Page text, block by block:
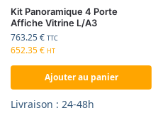
Kit Panoramique 4 Porte
Affiche Vitrine L/A3
763.25€ TTC
652.35€ HT
Ajouter au panier
Livraison : 24-48h